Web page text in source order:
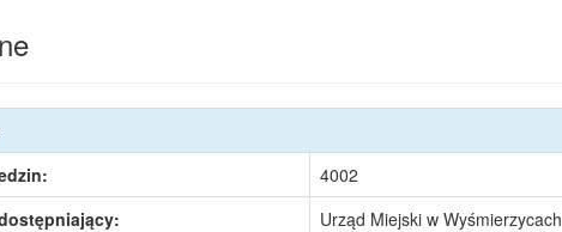
4002
Urząd Miejski w Wyśmierzycach